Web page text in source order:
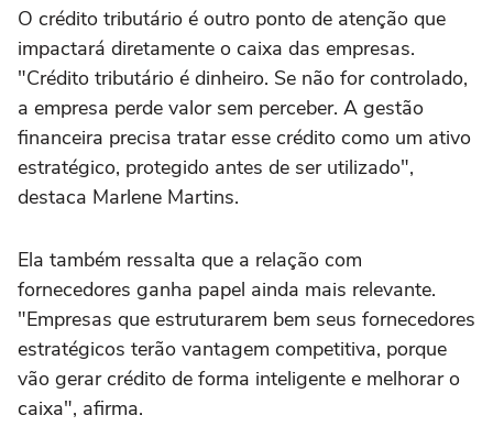
O crédito tributário é outro ponto de atenção que
impactará diretamente o caixa das empresas.
"Crédito tributário é dinheiro. Se não for controlado,
a empresa perde valor sem perceber. A gestão
financeira precisa tratar esse crédito como um ativo
estratégico, protegido antes de ser utilizado",
destaca Marlene Martins.
Ela também ressalta que a relação com
fornecedores ganha papel ainda mais relevante.
"Empresas que estruturarem bem seus fornecedores
estratégicos terão vantagem competitiva, porque
vão gerar crédito de forma inteligente e melhorar o
caixa", afirma.